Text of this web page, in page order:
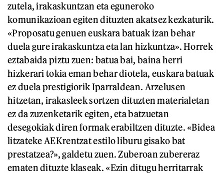
zutela, irakaskuntzan eta eguneroko
komunikazioan egiten dituzten akatsez kezkaturik.
«Proposatu genuen euskara batuak izan behar
duela gure irakaskuntza eta lan hizkuntza». Horrek
eztabaida piztu zuen: batua bai, baina herri
hizkerari tokia eman behar diotela, euskara batuak
ez duela prestigiorik Iparraldean. Arzelusen
hitzetan, irakasleek sortzen dituzten materialetan
ez da zuzenketarik egiten, eta batzuetan
desegokiak diren formak erabiltzen dituzte. «Bidea
litzateke AEKrentzat estilo liburu gisako bat
prestatzea?», galdetu zuen. Zuberoan zubereraz
ematen dituzte klaseak. «Ezin ditugu herritarrak